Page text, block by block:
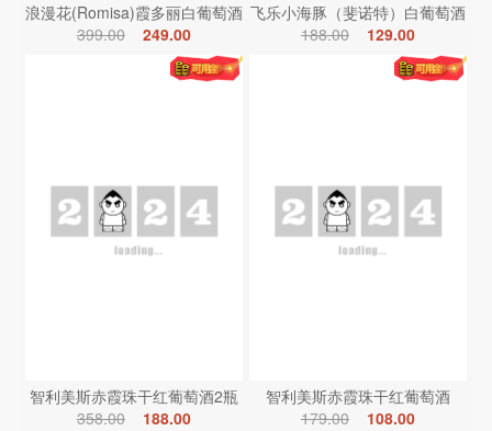
浪漫花(Romisa)霞多丽白葡萄酒
399.00
249.00
飞乐小海豚（斐诺特）白葡萄酒
188.00
129.00
智利美斯赤霞珠干红葡萄酒2瓶
358.00
188.00
智利美斯赤霞珠干红葡萄酒
179.00
108.00